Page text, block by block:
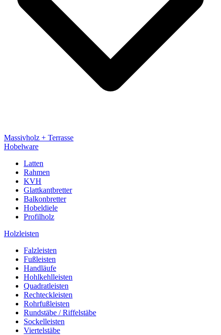
Massivholz + Terrasse
Hobelware
Latten
Rahmen
KVH
Glattkantbretter
Balkonbretter
Hobeldiele
Profilholz
Holzleisten
Falzleisten
Fußleisten
Handläufe
Hohlkehlleisten
Quadratleisten
Rechteckleisten
Rohrfußleisten
Rundstäbe / Riffelstäbe
Sockelleisten
Viertelstäbe